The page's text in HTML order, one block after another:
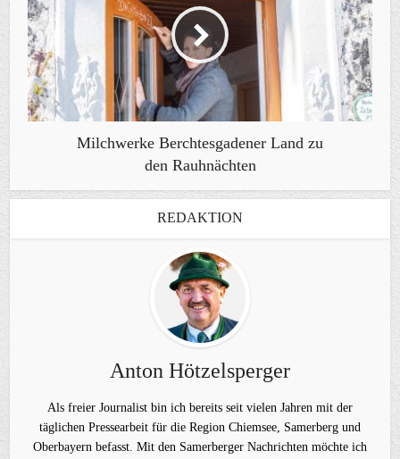
Milchwerke Berchtesgadener Land zu
den Rauhnächten
REDAKTION
Anton Hötzelsperger
Als freier Journalist bin ich bereits seit vielen Jahren mit der
täglichen Pressearbeit für die Region Chiemsee, Samerberg und
Oberbayern befasst. Mit den Samerberger Nachrichten möchte ich